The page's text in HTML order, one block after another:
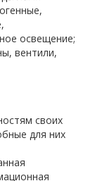
освещение;
вентили,
своих
для них